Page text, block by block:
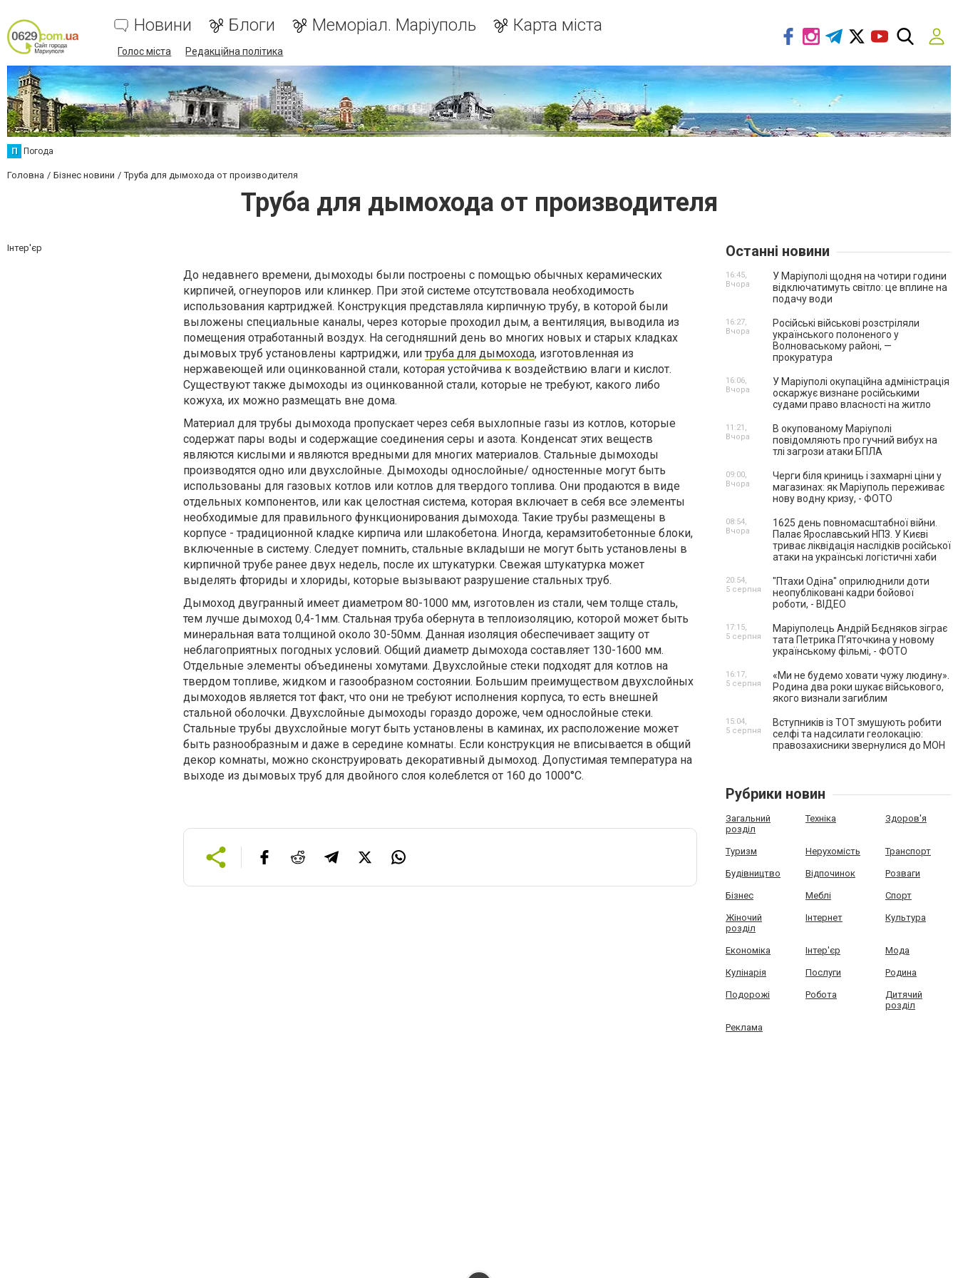
Новини Блоги Меморіал. Маріуполь Карта міста
Голос міста Редакційна політика
П Погода
Головна Бізнес новини Труба для дымохода от производителя
Труба для дымохода от производителя
Інтер'єр
До недавнего времени, дымоходы были построены с помощью обычных керамических
кирпичей, огнеупоров или клинкер. При этой системе отсутствовала необходимость
использования картриджей. Конструкция представляла кирпичную трубу, в которой были
выложены специальные каналы, через которые проходил дым, а вентиляция, выводила из
помещения отработанный воздух. На сегодняшний день во многих новых и старых кладках
дымовых труб установлены картриджи, или труба для дымохода, изготовленная из
нержавеющей или оцинкованной стали, которая устойчива к воздействию влаги и кислот.
Существуют также дымоходы из оцинкованной стали, которые не требуют, какого либо
кожуха, их можно размещать вне дома.
Материал для трубы дымохода пропускает через себя выхлопные газы из котлов, которые
содержат пары воды и содержащие соединения серы и азота. Конденсат этих веществ
являются кислыми и являются вредными для многих материалов. Стальные дымоходы
производятся одно или двухслойные. Дымоходы однослойные/ одностенные могут быть
использованы для газовых котлов или котлов для твердого топлива. Они продаются в виде
отдельных компонентов, или как целостная система, которая включает в себя все элементы
необходимые для правильного функционирования дымохода. Такие трубы размещены в
корпусе - традиционной кладке кирпича или шлакобетона. Иногда, керамзитобетонные блоки,
включенные в систему. Следует помнить, стальные вкладыши не могут быть установлены в
кирпичной трубе ранее двух недель, после их штукатурки. Свежая штукатурка может
выделять фториды и хлориды, которые вызывают разрушение стальных труб.
Дымоход двугранный имеет диаметром 80-1000 мм, изготовлен из стали, чем толще сталь,
тем лучше дымоход 0,4-1мм. Стальная труба обернута в теплоизоляцию, которой может быть
минеральная вата толщиной около 30-50мм. Данная изоляция обеспечивает защиту от
неблагоприятных погодных условий. Общий диаметр дымохода составляет 130-1600 мм.
Отдельные элементы объединены хомутами. Двухслойные стеки подходят для котлов на
твердом топливе, жидком и газообразном состоянии. Большим преимуществом двухслойных
дымоходов является тот факт, что они не требуют исполнения корпуса, то есть внешней
стальной оболочки. Двухслойные дымоходы гораздо дороже, чем однослойные стеки.
Стальные трубы двухслойные могут быть установлены в каминах, их расположение может
быть разнообразным и даже в середине комнаты. Если конструкция не вписывается в общий
декор комнаты, можно сконструировать декоративный дымоход. Допустимая температура на
выходе из дымовых труб для двойного слоя колеблется от 160 до 1000°С.
Останні новини
У Маріуполі щодня на чотири години
відключатимуть світло: це вплине на
подачу води
16:45,
Вчора
Російські військові розстріляли
українського полоненого у
Волноваському районі, —
прокуратура
16:27,
Вчора
У Маріуполі окупаційна адміністрація
оскаржує визнане російськими
судами право власності на житло
16:06,
Вчора
В окупованому Маріуполі
повідомляють про гучний вибух на
тлі загрози атаки БПЛА
11:21,
Вчора
Черги біля криниць і захмарні ціни у
магазинах: як Маріуполь переживає
нову водну кризу, - ФОТО
09:00,
Вчора
1625 день повномасштабної війни.
Палає Ярославський НПЗ. У Києві
триває ліквідація наслідків російської
атаки на українські логістичні хаби
08:54,
Вчора
"Птахи Одіна" оприлюднили доти
неопубліковані кадри бойової
роботи, - ВІДЕО
20:54,
5 серпня
Маріуполець Андрій Бєдняков зіграє
тата Петрика П’яточкина у новому
українському фільмі, - ФОТО
17:15,
5 серпня
«Ми не будемо ховати чужу людину».
Родина два роки шукає військового,
якого визнали загиблим
16:17,
5 серпня
Вступників із ТОТ змушують робити
селфі та надсилати геолокацію:
правозахисники звернулися до МОН
15:04,
5 серпня
Рубрики новин
Загальний
розділ
Техніка Здоров'я
Туризм Нерухомість Транспорт
Будівництво Відпочинок Розваги
Бізнес Меблі Спорт
Жіночий
розділ
Інтернет Культура
Економіка Інтер'єр Мода
Кулінарія Послуги Родина
Подорожі Робота
Дитячий
розділ
Реклама